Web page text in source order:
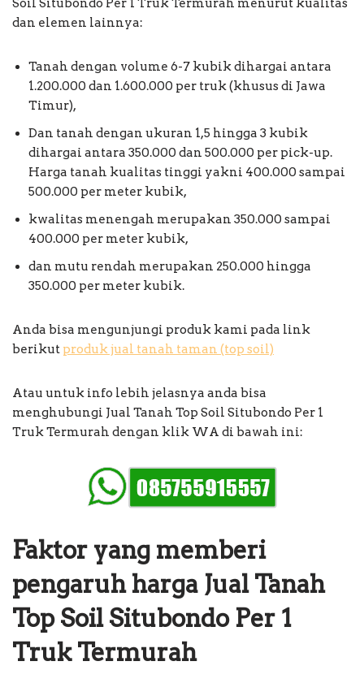
Soil Situbondo Per 1 Truk Termurah menurut kualitas
dan elemen lainnya:
Tanah dengan volume 6-7 kubik dihargai antara
1.200.000 dan 1.600.000 per truk (khusus di Jawa
Timur),
Dan tanah dengan ukuran 1,5 hingga 3 kubik
dihargai antara 350.000 dan 500.000 per pick-up.
Harga tanah kualitas tinggi yakni 400.000 sampai
500.000 per meter kubik,
kwalitas menengah merupakan 350.000 sampai
400.000 per meter kubik,
dan mutu rendah merupakan 250.000 hingga
350.000 per meter kubik.
Anda bisa mengunjungi produk kami pada link
berikut produk jual tanah taman (top soil)
Atau untuk info lebih jelasnya anda bisa
menghubungi Jual Tanah Top Soil Situbondo Per 1
Truk Termurah dengan klik WA di bawah ini:
Faktor yang memberi
pengaruh harga Jual Tanah
Top Soil Situbondo Per 1
Truk Termurah